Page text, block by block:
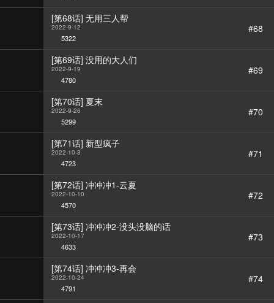
[第68话] 无用三人帮
2022-9-12
5322
#68
[第69话] 没用的大人们
2022-9-19
4780
#69
[第70话] 夏末
2022-9-26
5299
#70
[第71话] 新型疯子
2022-10-3
4723
#71
[第72话] 冲冲冲1-云夏
2022-10-10
4570
#72
[第73话] 冲冲冲2-没头没脑的话
2022-10-17
4633
#73
[第74话] 冲冲冲3-再会
2022-10-24
4791
#74